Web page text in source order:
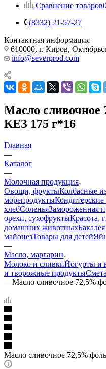
Сравнение товаров
(8332) 21-57-27
Контактная информация
610000, г. Киров,
info@severprod.com
Масло сливочное
КЕЗ 175 г*16
Главная
—
Каталог
—
Молочная продукция
Овощи, фруктыКолбасные
морепродуктыКондитерские
хлебСоленьяЗамороженная
орехи, сухофруктыКрасота,
домашних животныхБакалея
майонезТовары для детей
—
Масло, маргарин
Молоко и сливкиЙогурты и
и творожные продукты
—Масло сливочное 72,5%
Масло сливочное 72,5%